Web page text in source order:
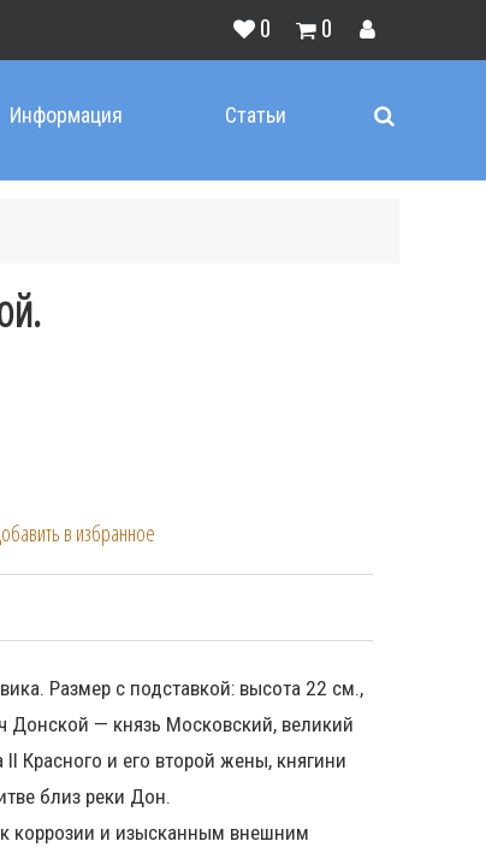
0 0
Информация Статьи
в избранное
Размер с подставкой: высота 22 см.,
Донской — князь Московский, великий
Красного и его второй жены, княгини
близ реки Дон.
коррозии и изысканным внешним